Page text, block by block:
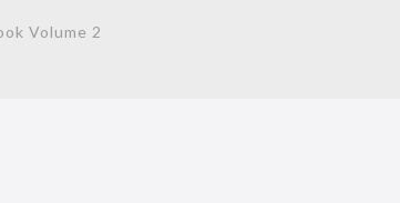
Volume 2